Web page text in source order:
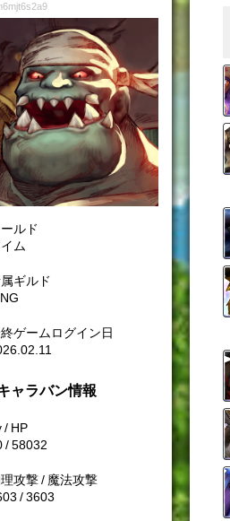
ルド
ム
ギルド
ゲームログイン日
ャラバン情報
/ HP
/ 58032
攻撃 / 魔法攻撃
/ 3603